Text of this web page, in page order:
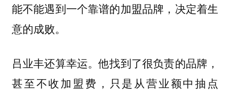
能不能遇到一个靠谱的加盟品牌，决定着生
意的成败。
吕业丰还算幸运。他找到了很负责的品牌，
甚至不收加盟费，只是从营业额中抽点